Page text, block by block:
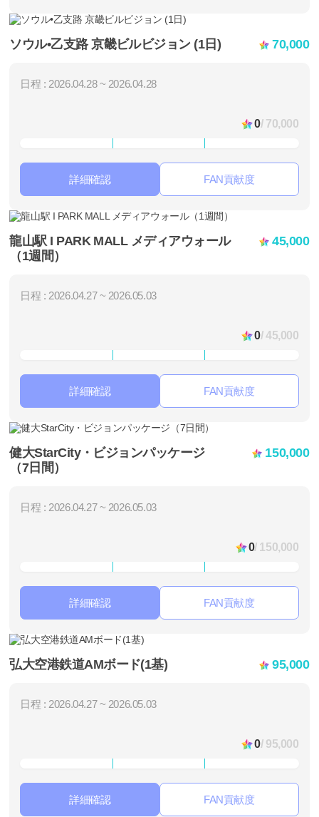
ソウル•乙支路 京畿ビルビジョン (1日) 70,000
日程 : 2026.04.28 ~ 2026.04.28
0/ 70,000
詳細確認 FAN貢献度
龍山駅 I PARK MALL メディアウォール
（1週間）
45,000
日程 : 2026.04.27 ~ 2026.05.03
0/ 45,000
詳細確認 FAN貢献度
健大StarCity・ビジョンパッケージ
（7日間）
150,000
日程 : 2026.04.27 ~ 2026.05.03
0/ 150,000
詳細確認 FAN貢献度
弘大空港鉄道AMボード(1基) 95,000
日程 : 2026.04.27 ~ 2026.05.03
0/ 95,000
詳細確認 FAN貢献度